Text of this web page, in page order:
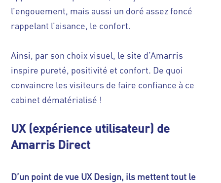
l’engouement, mais aussi un doré assez foncé
rappelant l’aisance, le confort.
Ainsi, par son choix visuel, le site d’Amarris
inspire pureté, positivité et confort. De quoi
convaincre les visiteurs de faire confiance à ce
cabinet dématérialisé !
UX (expérience utilisateur) de
Amarris Direct
D’un point de vue UX Design, ils mettent tout le